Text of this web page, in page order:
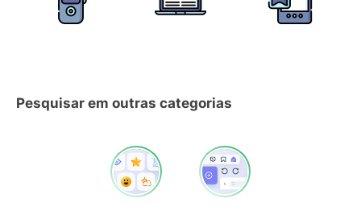
Pesquisar em outras categorias